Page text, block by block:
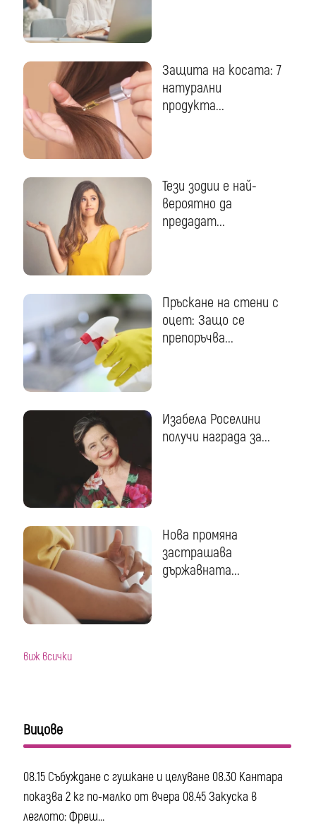
Защита на косата: 7
натурални
продукта...
Тези зодии е най-
вероятно да
предадат...
Пръскане на стени с
оцет: Защо се
препоръчва...
Изабела Роселини
получи награда за...
Нова промяна
застрашава
държавната...
виж всички
Вицове
08.15 Събуждане с гушкане и целуване 08.30 Кантара
показва 2 кг по-малко от вчера 08.45 Закуска в
леглото: Фреш...